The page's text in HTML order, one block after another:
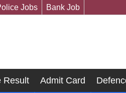
Jobs Bank Job
Result Admit Card